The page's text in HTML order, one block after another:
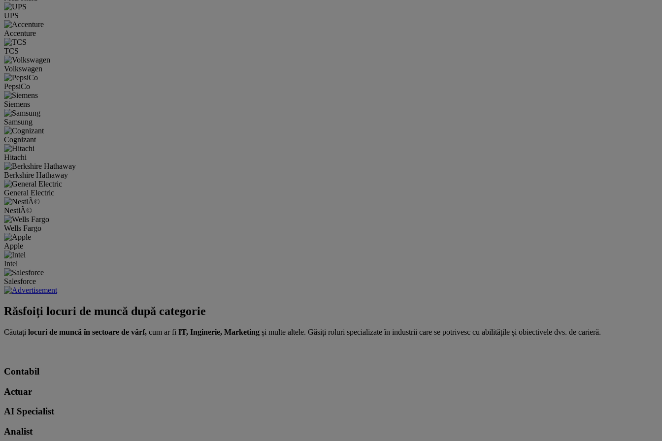
UPS
Accenture
TCS
Volkswagen
PepsiCo
Siemens
Samsung
Cognizant
Hitachi
Berkshire Hathaway
General Electric
NestlÃ©
Wells Fargo
Apple
Intel
Salesforce
Răsfoiți locuri de muncă după categorie
Căutați locuri de muncă în sectoare de vârf, cum ar fi IT, Inginerie, Marketing și multe altele. Găsiți roluri specializate în industrii care se potrivesc cu abilitățile și obiectivele dvs. de carieră.
Contabil
Actuar
AI Specialist
Analist